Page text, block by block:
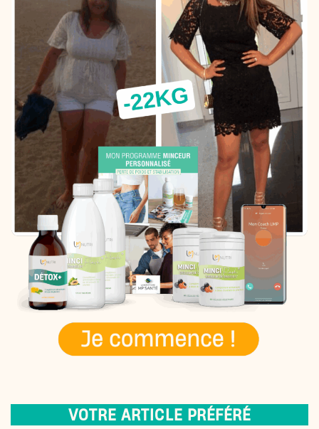
VOTRE ARTICLE PRÉFÉRÉ